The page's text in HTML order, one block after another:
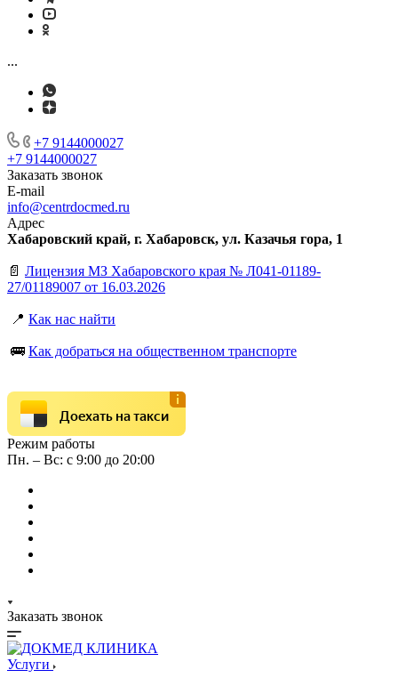
...
+7 9144000027
+7 9144000027
Заказать звонок
E-mail
info@centrdocmed.ru
Адрес
Хабаровский край, г. Хабаровск, ул. Казачья гора, 1
📄 Лицензия МЗ Хабаровского края № Л041-01189-
27/01189007 от 16.03.2026
📍 Как нас найти
🚌 Как добраться на общественном транспорте
Доехать на такси
Режим работы
Пн. – Вс: с 9:00 до 20:00
Заказать звонок
Услуги